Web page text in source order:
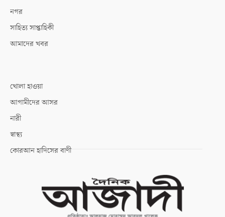
নগর
সাহিত্য সাপ্তাহিকী
আমাদের খবর
খোলা হাওয়া
আগামীদের আসর
নারী
স্বাস্থ্য
কোরআন হাদিসের বাণী